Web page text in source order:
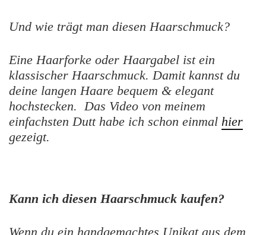
Und wie trägt man diesen Haarschmuck?
Eine Haarforke oder Haargabel ist ein
klassischer Haarschmuck. Damit kannst du
deine langen Haare bequem & elegant
hochstecken. Das Video von meinem
einfachsten Dutt habe ich schon einmal hier
gezeigt.
Kann ich diesen Haarschmuck kaufen?
Wenn du ein handgemachtes Unikat aus dem